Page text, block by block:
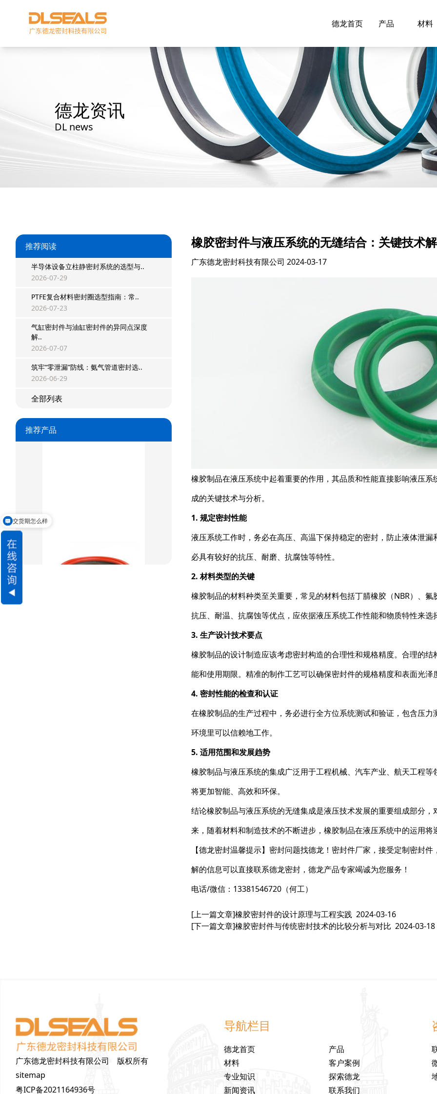
德龙首页 产品 材料
德龙资讯
DL news
推荐阅读
半导体设备立柱静密封系统的选型与..
2026-07-29
PTFE复合材料密封圈选型指南：常..
2026-07-23
气缸密封件与油缸密封件的异同点深度
解..
2026-07-07
筑牢“零泄漏”防线：氨气管道密封选..
2026-06-29
全部列表
推荐产品
星型双O组合
星型双O组合
橡胶密封件与液压系统的无缝结合：关键技术
广东德龙密封科技有限公司 2024-03-17
橡胶制品在液压系统中起着重要的作用，其品质和性能直接影响液压
成的关键技术与分析。
1. 规定密封性能
液压系统工作时，务必在高压、高温下保持稳定的密封，防止液体泄
必具有较好的抗压、耐磨、抗腐蚀等特性。
2. 材料类型的关键
橡胶制品的材料种类至关重要，常见的材料包括丁腈橡胶（NBR）、
抗压、耐温、抗腐蚀等优点，应依据液压系统工作性能和物质特性来选
3. 生产设计技术要点
橡胶制品的设计制造应该考虑密封构造的合理性和规格精度。合理的
能和使用期限。精准的制作工艺可以确保密封件的规格精度和表面光泽
4. 密封性能的检查和认证
在橡胶制品的生产过程中，务必进行全方位系统测试和验证，包含压
环境里可以信赖地工作。
5. 适用范围和发展趋势
橡胶制品与液压系统的集成广泛用于工程机械、汽车产业、航天工程
将更加智能、高效和环保。
结论橡胶制品与液压系统的无缝集成是液压技术发展的重要组成部分
来，随着材料和制造技术的不断进步，橡胶制品在液压系统中的运用将
【德龙密封温馨提示】密封问题找德龙！密封件厂家，接受定制密封
解的信息可以直接联系德龙密封，德龙产品专家竭诚为您服务！
电话/微信：13381546720（何工）
[上一篇文章]橡胶密封件的设计原理与工程实践 2024-03-16
[下一篇文章]橡胶密封件与传统密封技术的比较分析与对比 2024-03-18
广东德龙密封科技有限公司 版权所有
sitemap
粤ICP备2021164936号
导航栏目
德龙首页
产品
材料
客户案例
专业知识
探索德龙
新闻资讯
联系我们
交货期怎么样